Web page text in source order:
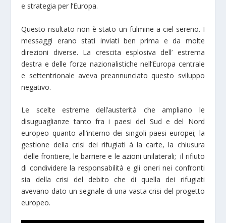
e strategia per l’Europa.
Questo risultato non è stato un fulmine a ciel sereno. I
messaggi erano stati inviati ben prima e da molte
direzioni diverse. La crescita esplosiva dell’ estrema
destra e delle forze nazionalistiche nell’Europa centrale
e settentrionale aveva preannunciato questo sviluppo
negativo.
Le scelte estreme dell’austerità che ampliano le
disuguaglianze tanto fra i paesi del Sud e del Nord
europeo quanto all’interno dei singoli paesi europei; la
gestione della crisi dei rifugiati à la carte, la chiusura
delle frontiere, le barriere e le azioni unilaterali; il rifiuto
di condividere la responsabilità e gli oneri nei confronti
sia della crisi del debito che di quella dei rifugiati
avevano dato un segnale di una vasta crisi del progetto
europeo.